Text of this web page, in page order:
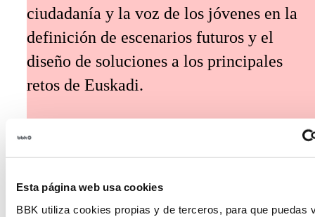
Esta página web usa cookies
BBK utiliza cookies propias y de terceros, para que puedas
ciudadanía y la voz de los jóvenes en la
definición de escenarios futuros y el
diseño de soluciones a los principales
retos de Euskadi.
The Future Game